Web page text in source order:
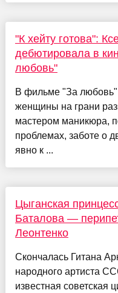
"К хейту готова":
дебютировала в
любовь"
В фильме "За любовь"
женщины на грани
мастером маникюра,
проблемах, заботе о
явно к ...
Цыганская
Баталова —
Леонтенко
Скончалась Гитана
народного артиста
известная советская